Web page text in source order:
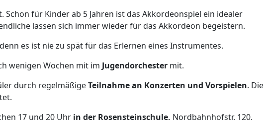
für Kinder ab 5 Jahren ist das Akkordeonspiel ein idealer
lassen sich immer wieder für das Akkordeon begeistern.
es ist nie zu spät für das Erlernen eines Instrumentes.
wenigen Wochen mit im Jugendorchester mit.
durch regelmäßigeTeilnahme an Konzerten und Vorspielen. Die
17 und 20 Uhr in der Rosensteinschule, Nordbahnhofstr. 120,